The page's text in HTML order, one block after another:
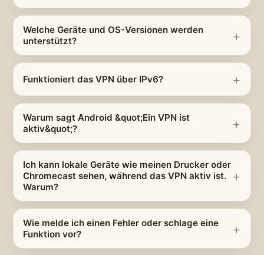
Welche Geräte und OS-Versionen werden
unterstützt?
Funktioniert das VPN über IPv6?
Warum sagt Android &quot;Ein VPN ist
aktiv&quot;?
Ich kann lokale Geräte wie meinen Drucker oder
Chromecast sehen, während das VPN aktiv ist.
Warum?
Wie melde ich einen Fehler oder schlage eine
Funktion vor?